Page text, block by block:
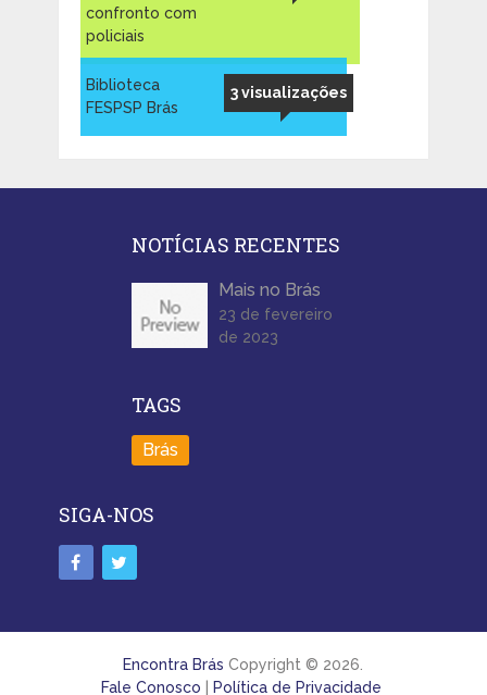
confronto com
policiais
3 visualizações
Biblioteca
FESPSP Brás
NOTÍCIAS RECENTES
Mais no Brás
23 de fevereiro
de 2023
TAGS
Brás
SIGA-NOS
Encontra Brás Copyright © 2026.
Fale Conosco
Política de Privacidade